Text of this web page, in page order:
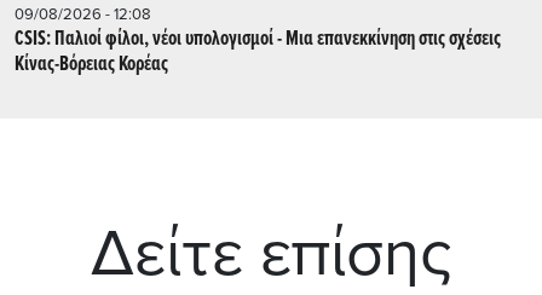
09/08/2026 - 12:08
CSIS: Παλιοί φίλοι, νέοι υπολογισμοί - Μια επανεκκίνηση στις σχέσεις
Κίνας-Βόρειας Κορέας
Δείτε επίσης